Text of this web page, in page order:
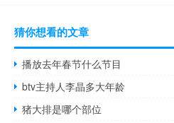
猜你想看的文章
播放去年春节什么节目
btv主持人李晶多大年龄
猪大排是哪个部位